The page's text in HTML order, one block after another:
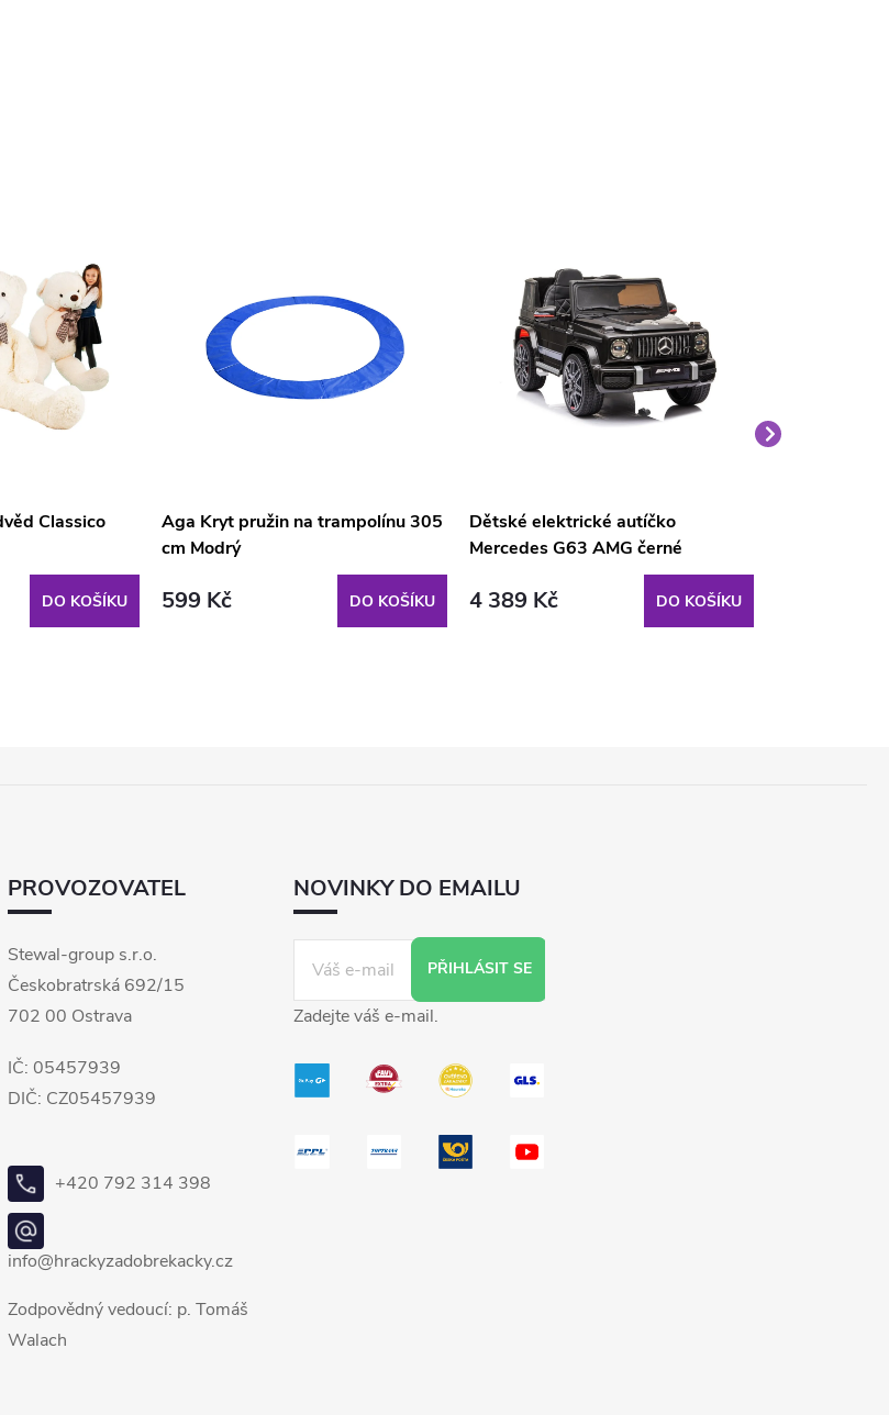
Classico
DO KOŠÍKU
Aga Kryt pružin na trampolínu 305
cm Modrý
599 Kč DO KOŠÍKU
Dětské elektrické autíčko
Mercedes G63 AMG černé
4 389 Kč DO KOŠÍKU
PROVOZOVATEL
Stewal-group s.r.o.
Českobratrská 692/15
702 00 Ostrava
IČ: 05457939
DIČ: CZ05457939
+420 792 314 398
info@hrackyzadobrekacky.cz
Zodpovědný vedoucí: p. Tomáš
Walach
NOVINKY DO EMAILU
PŘIHLÁSIT SE
Zadejte váš e-mail.